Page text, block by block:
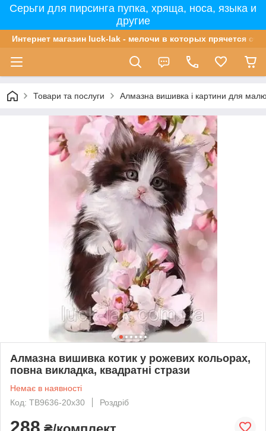
Серьги для пирсинга пупка, хряща, носа, языка и
другие
Интернет магазин luck-lak - мелочи в которых прячется
Товари та послуги Алмазна вишивка і картини для
Алмазна вишивка котик у рожевих кольорах,
повна викладка, квадратні стрази
Немає в наявності
Код: TB9636-20x30
Роздріб
288